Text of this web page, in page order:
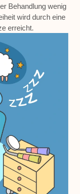
Behandlung wenig
wird durch eine
erreicht.